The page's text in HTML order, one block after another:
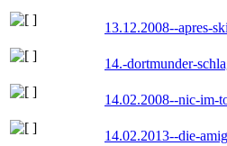
13.12.2008--apres-
14.-dortmunder-
14.02.2008--nic-im-
14.02.2013--die-